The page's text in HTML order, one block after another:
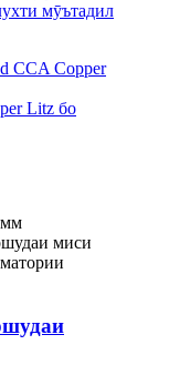
мӯътадил
Litz бо